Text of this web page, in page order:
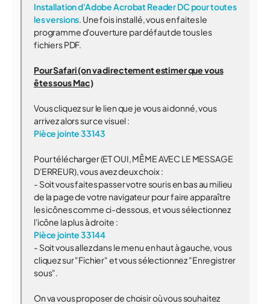
Installation d'Adobe Acrobat Reader DC pour toutes
les versions. Une fois installé, vous en faites le
programme d'ouverture par défaut de tous les
fichiers PDF.
Pour Safari (on va directement estimer que vous
êtes sous Mac)
Vous cliquez sur le lien que je vous ai donné, vous
arrivez alors sur ce visuel :
Pièce jointe 33143
Pour télécharger (ET OUI, MÊME AVEC LE MESSAGE
D'ERREUR), vous avez deux choix :
- Soit vous faites passer votre souris en bas au milieu
de la page de votre navigateur pour faire apparaître
les icônes comme ci-dessous, et vous sélectionnez
l'icône la plus à droite :
Pièce jointe 33144
- Soit vous allez dans le menu en haut à gauche, vous
cliquez sur "Fichier" et vous sélectionnez "Enregistrer
sous".
On va vous proposer de choisir où vous souhaitez